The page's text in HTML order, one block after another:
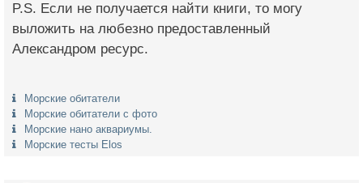
P.S. Если не получается найти книги, то могу
выложить на любезно предоставленный
Александром ресурс.
Морские обитатели
Морские обитатели с фото
Морские нано аквариумы.
Морские тесты Elos